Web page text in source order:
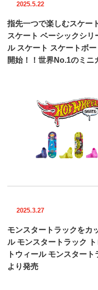
2025.5.22
指先一つで楽しむスケー
スケート ベーシックシ
ル スケート スケートボ
開始！！世界No.1のミ
2025.3.27
モンスタートラックをカ
ル モンスタートラック
トウィール モンスター
より発売